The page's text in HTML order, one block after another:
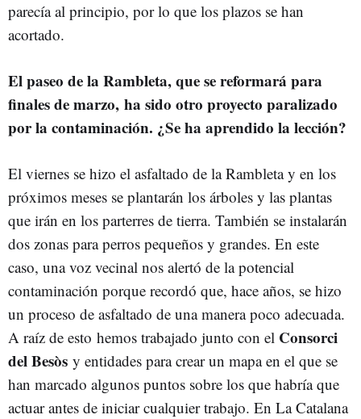
parecía al principio, por lo que los plazos se han
acortado.
El paseo de la Rambleta, que se reformará para
finales de marzo, ha sido otro proyecto paralizado
por la contaminación. ¿Se ha aprendido la lección?
El viernes se hizo el asfaltado de la Rambleta y en los
próximos meses se plantarán los árboles y las plantas
que irán en los parterres de tierra. También se instalarán
dos zonas para perros pequeños y grandes. En este
caso, una voz vecinal nos alertó de la potencial
contaminación porque recordó que, hace años, se hizo
un proceso de asfaltado de una manera poco adecuada.
A raíz de esto hemos trabajado junto con el Consorci
del Besòs y entidades para crear un mapa en el que se
han marcado algunos puntos sobre los que habría que
actuar antes de iniciar cualquier trabajo. En La Catalana